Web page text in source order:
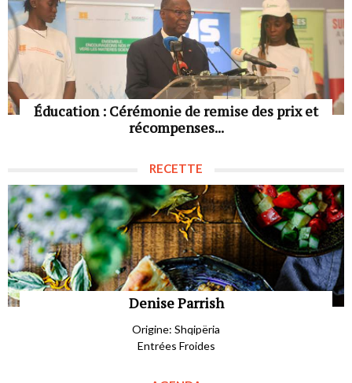
Éducation : Cérémonie de remise des prix et
récompenses...
RECETTE
Denise Parrish
Origine: Shqipëria
Entrées Froides